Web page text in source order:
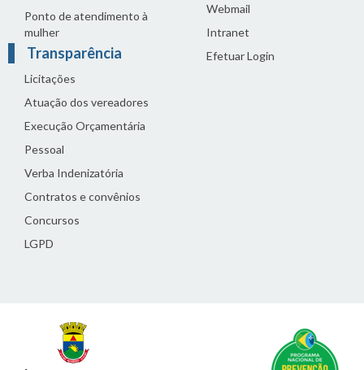
Ponto de atendimento à
mulher
Transparência
Licitações
Atuação dos vereadores
Execução Orçamentária
Pessoal
Verba Indenizatória
Contratos e convênios
Concursos
LGPD
Webmail
Intranet
Efetuar Login